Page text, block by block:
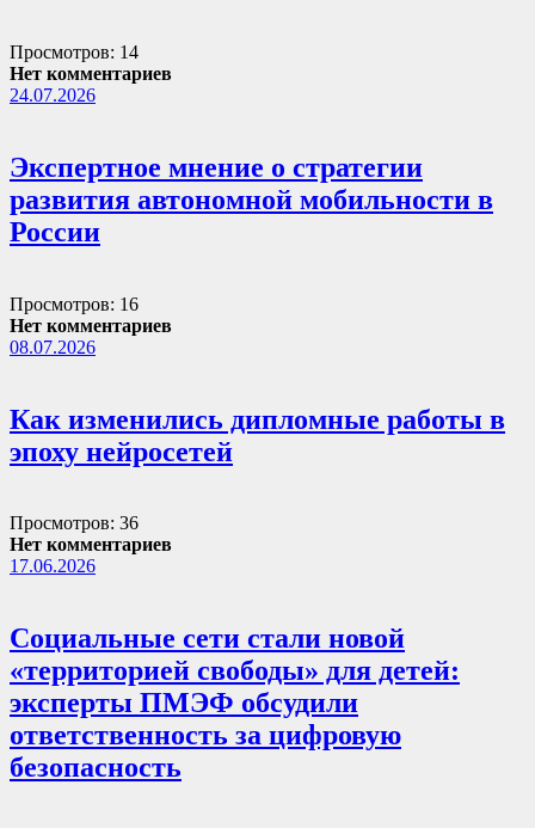
Просмотров: 14
Нет комментариев
24.07.2026
Экспертное мнение о стратегии
развития автономной мобильности в
России
Просмотров: 16
Нет комментариев
08.07.2026
Как изменились дипломные работы в
эпоху нейросетей
Просмотров: 36
Нет комментариев
17.06.2026
Социальные сети стали новой
«территорией свободы» для детей:
эксперты ПМЭФ обсудили
ответственность за цифровую
безопасность